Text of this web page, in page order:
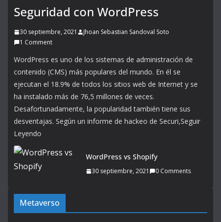
Seguridad con WordPress
30 septiembre, 2021
Jhoan Sebastian Sandoval Soto
1 Comment
WordPress es uno de los sistemas de administración de
contenido (CMS) más populares del mundo. En él se
ejecutan el 18.9% de todos los sitios web de Internet y se
ha instalado más de 76,5 millones de veces.
Desafortunadamente, la popularidad también tiene sus
desventajas. Según un informe de hackeo de Securi,Seguir
Leyendo
WordPress vs Shopify
30 septiembre, 2021 0 Comments
Metaverso